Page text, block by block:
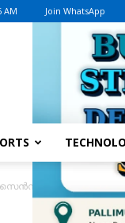
AM Join WhatsApp